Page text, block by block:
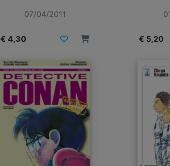
07/04/2011
€ 4,30 € 5,20